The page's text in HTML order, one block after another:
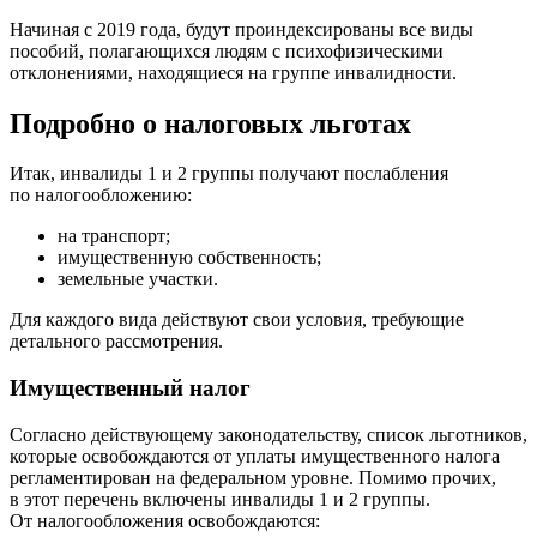
Начиная с 2019 года, будут проиндексированы все виды
пособий, полагающихся людям с психофизическими
отклонениями, находящиеся на группе инвалидности.
Подробно о налоговых льготах
Итак, инвалиды 1 и 2 группы получают послабления
по налогообложению:
на транспорт;
имущественную собственность;
земельные участки.
Для каждого вида действуют свои условия, требующие
детального рассмотрения.
Имущественный налог
Согласно действующему законодательству, список льготников,
которые освобождаются от уплаты имущественного налога
регламентирован на федеральном уровне. Помимо прочих,
в этот перечень включены инвалиды 1 и 2 группы.
От налогообложения освобождаются: